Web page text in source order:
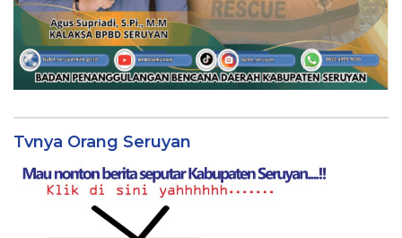
Tvnya Orang Seruyan